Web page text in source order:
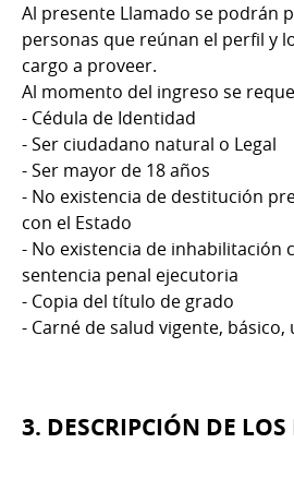
Al presente Llamado se podrán
personas que reúnan el perfil y
cargo a proveer.
Al momento del ingreso se
- Cédula de Identidad
- Ser ciudadano natural o Legal
- Ser mayor de 18 años
- No existencia de destitución
con el Estado
- No existencia de inhabilitación
sentencia penal ejecutoria
- Copia del título de grado
- Carné de salud vigente,
3. DESCRIPCIÓN DE LOS